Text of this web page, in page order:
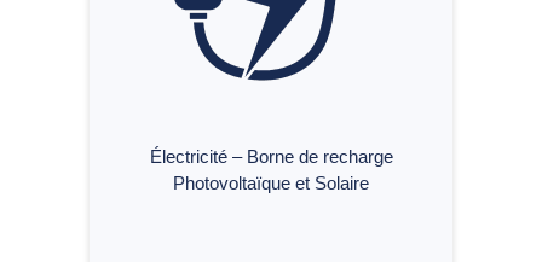
Électricité – Borne de recharge
Photovoltaïque et Solaire